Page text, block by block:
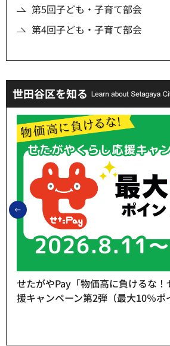
第5回子ども・子育て部会
第4回子ども・子育て部会
世田谷区を知る
前のスライドを表示
せたがやPay「物価高に負けるな
援キャンペーン第2弾（最大10％ポ